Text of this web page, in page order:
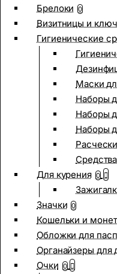
Брелоки 0
Визитницы и
Гигиенические
Маски
Наборы
Наборы
Наборы
Расчески
Для курения 0
Значки 0
Кошельки и
Обложки для
Органайзеры для
Очки 0